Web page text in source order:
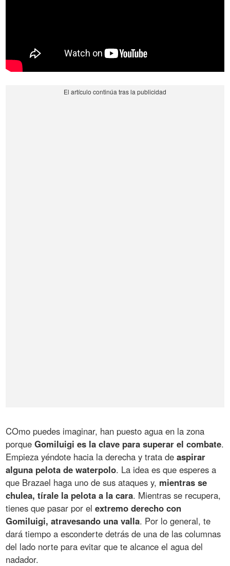
COmo puedes imaginar, han puesto agua en la zona
porqueGomiluigi es la clave para superar el combate.
Empieza yéndote hacia la derecha y trata deaspirar
alguna pelota de waterpolo. La idea es que esperes a
que Brazael haga uno de sus ataques y, mientras se
chulea, tírale la pelota a la cara. Mientras se recupera,
tienes que pasar por elextremo derecho con
Gomiluigi, atravesando una valla. Por lo general, te
dará tiempo a esconderte detrás de una de las columnas
del lado norte para evitar que te alcance el agua del
nadador.